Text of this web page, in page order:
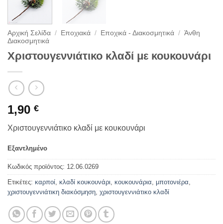
Αρχική Σελίδα / Εποχιακά / Εποχικά - Διακοσμητικά / Άνθη
Διακοσμητικά
Χριστουγεννιάτικο κλαδί με κουκουνάρι
1,90 €
Χριστουγεννιάτικο κλαδί με κουκουνάρι
Εξαντλημένο
Κωδικός προϊόντος: 12.06.0269
Ετικέτες: καρποί, κλαδί κουκουνάρι, κουκουνάρια, μποτονιέρα,
χριστουγεννιάτικη διακόσμηση, χριστουγεννιάτικο κλαδί